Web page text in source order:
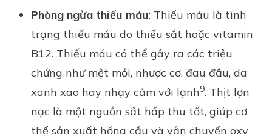
Phòng ngừa thiếu máu: Thiếu máu là tình
trạng thiếu máu do thiếu sắt hoặc vitamin
B12. Thiếu máu có thể gây ra các triệu
chứng như mệt mỏi, nhược cơ, đau đầu, da
xanh xao hay nhạy cảm với lạnh9. Thịt lợn
nạc là một nguồn sắt hấp thu tốt, giúp cơ
thể sản xuất hồng cầu và vận chuyển oxy